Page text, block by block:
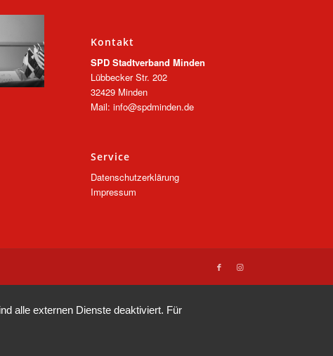
Kontakt
SPD Stadtverband Minden
Lübbecker Str. 202
32429 Minden
Mail: info@spdminden.de
Service
Datenschutzerklärung
Impressum
alle externen Dienste deaktiviert. Für